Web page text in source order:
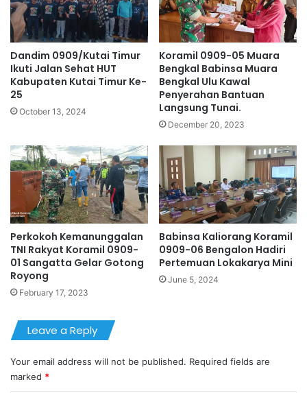
Dandim 0909/Kutai Timur
Ikuti Jalan Sehat HUT
Kabupaten Kutai Timur Ke-
25
October 13, 2024
Koramil 0909-05 Muara
Bengkal Babinsa Muara
Bengkal Ulu Kawal
Penyerahan Bantuan
Langsung Tunai.
December 20, 2023
Perkokoh Kemanunggalan
TNI Rakyat Koramil 0909-
01 Sangatta Gelar Gotong
Royong
February 17, 2023
Babinsa Kaliorang Koramil
0909-06 Bengalon Hadiri
Pertemuan Lokakarya Mini
June 5, 2024
Leave a Reply
Your email address will not be published. Required fields are
marked *